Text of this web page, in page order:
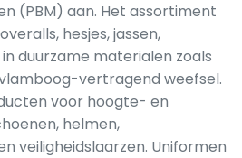
(PBM) aan. Het assortiment
hesjes, jassen,
duurzame materialen zoals
vertragend weefsel.
voor hoogte- en
helmen,
veiligheidslaarzen. Uniformen